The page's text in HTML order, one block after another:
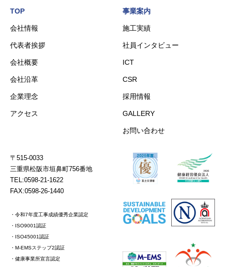
TOP
会社情報
代表者挨拶
会社概要
会社沿革
企業理念
アクセス
事業案内
施工実績
社員インタビュー
ICT
CSR
採用情報
GALLERY
お問い合わせ
〒515-0033
三重県松阪市垣鼻町756番地
TEL:0598-21-1622
FAX:0598-26-1440
・令和7年度工事成績優秀企業認定
・ISO9001認証
・ISO45001認証
・M-EMSステップ2認証
・健康事業所宣言認定